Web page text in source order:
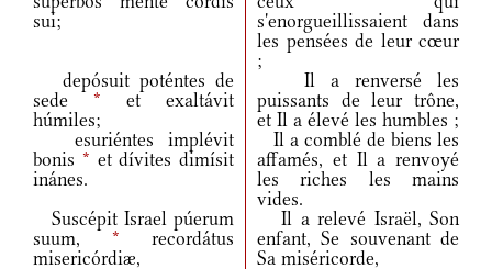
sui;
s'enorgueillissaient dans
les pensées de leur cœur
;
depósuit poténtes de
sede * et exaltávit
húmiles;
Il a renversé les
puissants de leur trône,
et Il a élevé les humbles ;
esuriéntes implévit
bonis * et dívites dimísit
inánes.
Il a comblé de biens les
affamés, et Il a renvoyé
les riches les mains
vides.
Suscépit Israel púerum
suum, * recordátus
misericórdiæ,
Il a relevé Israël, Son
enfant, Se souvenant de
Sa miséricorde,